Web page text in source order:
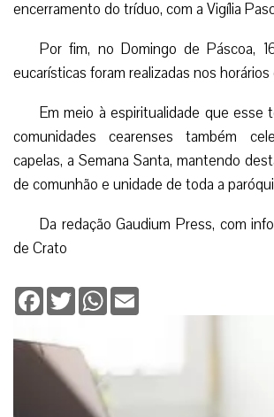
encerramento do tríduo, com a Vigília
Por fim, no Domingo de Páscoa,
eucarísticas foram realizadas nos
Em meio à espiritualidade que esse
comunidades cearenses também
capelas, a Semana Santa, mantendo
de comunhão e unidade de toda a
Da redação Gaudium Press, com
de Crato
Facebook
TwitterWhatsApp